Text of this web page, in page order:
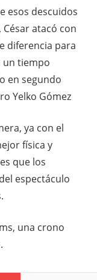
esos descuidos
atacó con
diferencia para
un tiempo
en segundo
Yelko Gómez
ya con el
física y
que los
espectáculo
una crono